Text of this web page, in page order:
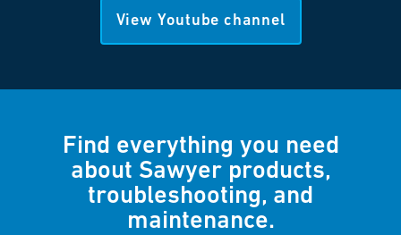
View Youtube channel
Find everything you need
about Sawyer products,
troubleshooting, and
maintenance.